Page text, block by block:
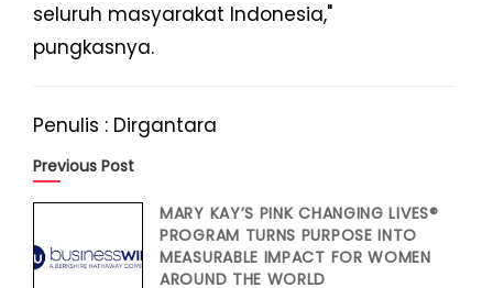
seluruh masyarakat Indonesia,"
pungkasnya.
Penulis : Dirgantara
Previous Post
MARY KAY’S PINK CHANGING LIVES®
PROGRAM TURNS PURPOSE INTO
MEASURABLE IMPACT FOR WOMEN
AROUND THE WORLD